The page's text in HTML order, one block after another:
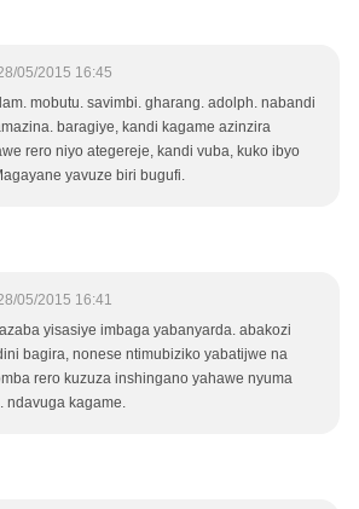
05/2015 16:45
mobutu. savimbi. gharang. adolph. nabandi
baragiye, kandi kagame azinzira
rero niyo ategereje, kandi vuba, kuko ibyo
yavuze biri bugufi.
05/2015 16:41
yisasiye imbaga yabanyarda. abakozi
bagira, nonese ntimubiziko yabatijwe na
rero kuzuza inshingano yahawe nyuma
ndavuga kagame.